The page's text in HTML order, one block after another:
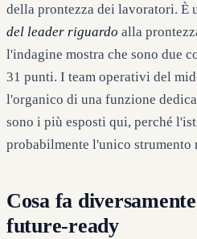
della prontezza dei lavoratori. È
del leader riguardo alla
l'indagine mostra che sono due
31 punti. I team operativi del
l'organico di una funzione
sono i più esposti qui, perché
probabilmente l'unico strumento
Cosa fa
future-ready